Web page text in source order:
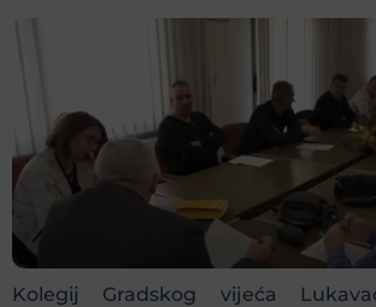
Kolegij Gradskog vijeća